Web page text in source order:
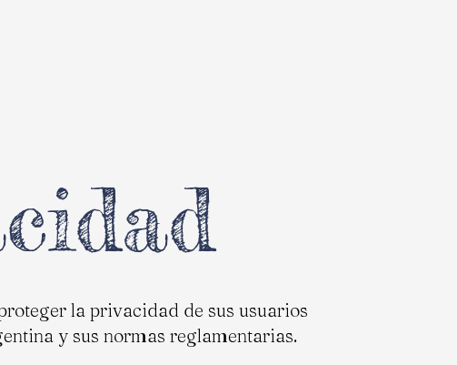
la privacidad de sus usuarios
y sus normas reglamentarias.